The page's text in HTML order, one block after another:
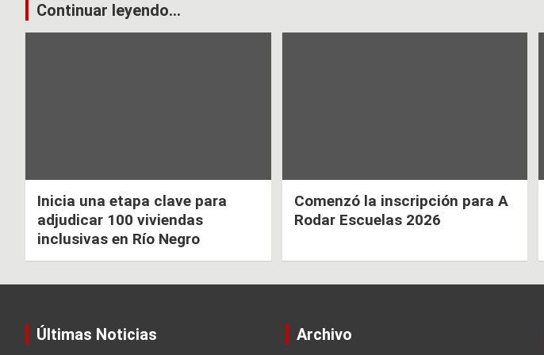
k
p
Navegación
Continuar leyendo...
Inicia una etapa clave para
adjudicar 100 viviendas
inclusivas en Río Negro
Comenzó la inscripción para A
Rodar Escuelas 2026
Últimas Noticias Archivo